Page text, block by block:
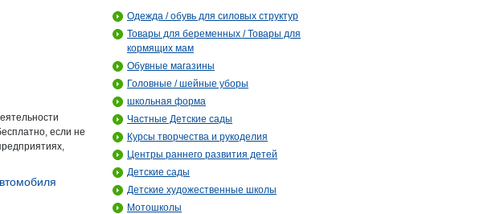
если не
Одежда / обувь для силовых структур
Товары для беременных / Товары для
кормящих мам
Обувные магазины
Головные / шейные уборы
школьная форма
Частные Детские сады
Курсы творчества и рукоделия
Центры раннего развития детей
Детские сады
Детские художественные школы
Мотошколы